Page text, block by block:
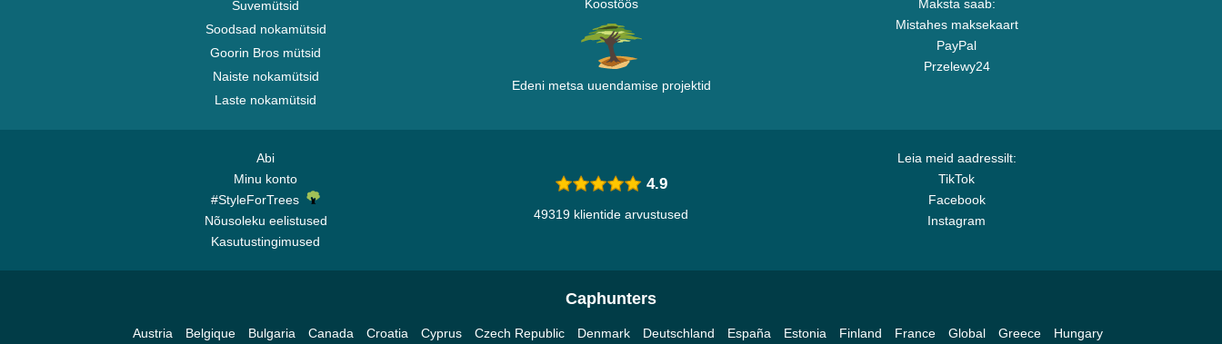
Suvemütsid
Soodsad nokamütsid
Goorin Bros mütsid
Naiste nokamütsid
Laste nokamütsid
Koostöös
Edeni metsa uuendamise projektid
Maksta saab:
Mistahes maksekaart
PayPal
Przelewy24
Abi
Minu konto
#StyleForTrees
Nõusoleku eelistused
Kasutustingimused
Leia meid aadressilt:
TikTok
Facebook
Instagram
4.9
49319 klientide arvustused
Caphunters
Austria Belgique Bulgaria Canada Croatia Cyprus Czech Republic Denmark Deutschland España Estonia Finland France Global Greece Hungary